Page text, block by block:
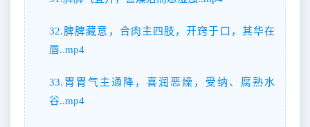
32.脾脾藏意，合肉主四肢，开窍于口，其华在
唇..mp4
33.胃胃气主通降，喜润恶燥，受纳、腐熟水
谷..mp4